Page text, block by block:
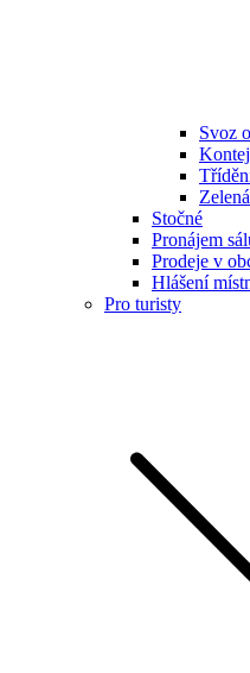
Svoz
Stočné
Pronájem
Prodeje v
Hlášení
Pro turisty